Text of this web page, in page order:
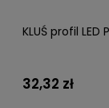
KLUŚ profil
32,32 zł